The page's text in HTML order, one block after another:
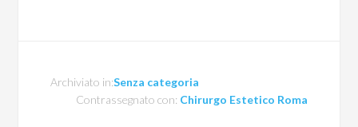
Archiviato in:Senza categoria
Contrassegnato con: Chirurgo Estetico Roma